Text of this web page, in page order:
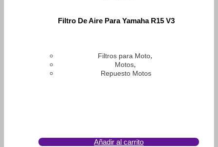
Filtro De Aire Para Yamaha R15 V3
Filtros para Moto,
Motos,
Repuesto Motos
Añadir al carrito